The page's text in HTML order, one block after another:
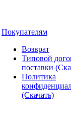
Покупателям
Возврат
Типовой
поставки
Политика
(Скачать)